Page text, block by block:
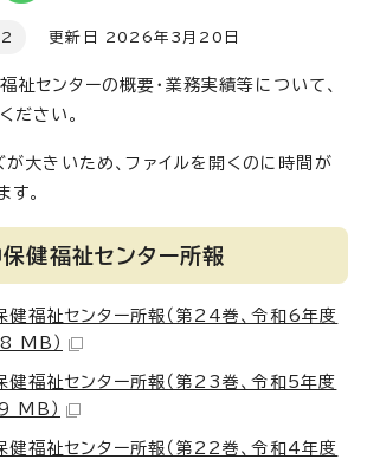
更新日 2026年3月20日
祉センターの概要・業務実績等について、
ださい。
大きいため、ファイルを開くのに時間が
す。
健福祉センター所報
健福祉センター所報（第24巻、令和6年度
MB）
健福祉センター所報（第23巻、令和5年度
MB）
健福祉センター所報（第22巻、令和4年度